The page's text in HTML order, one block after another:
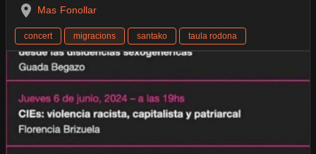
Mas Fonollar
concert migracions santako taula rodona